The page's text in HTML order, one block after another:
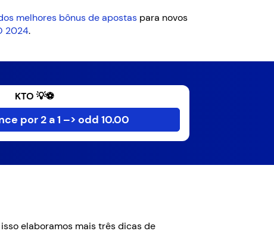
melhores bônus de apostas para novos
2024.
KTO 💡⚽
por 2 a 1 –> odd 10.00
elaboramos mais três dicas de